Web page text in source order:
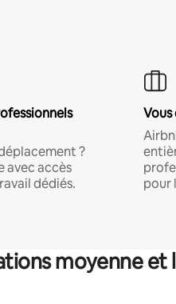
?
avec accès
dédiés.
Vous
pour
moyenne et